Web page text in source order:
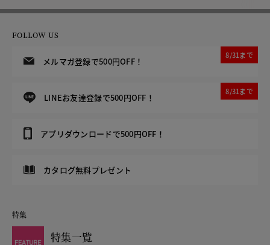
FOLLOW US
メルマガ登録で500円OFF！
8/31まで
LINEお友達登録で500円OFF！
8/31まで
アプリダウンロードで500円OFF！
カタログ無料プレゼント
特集
特集一覧